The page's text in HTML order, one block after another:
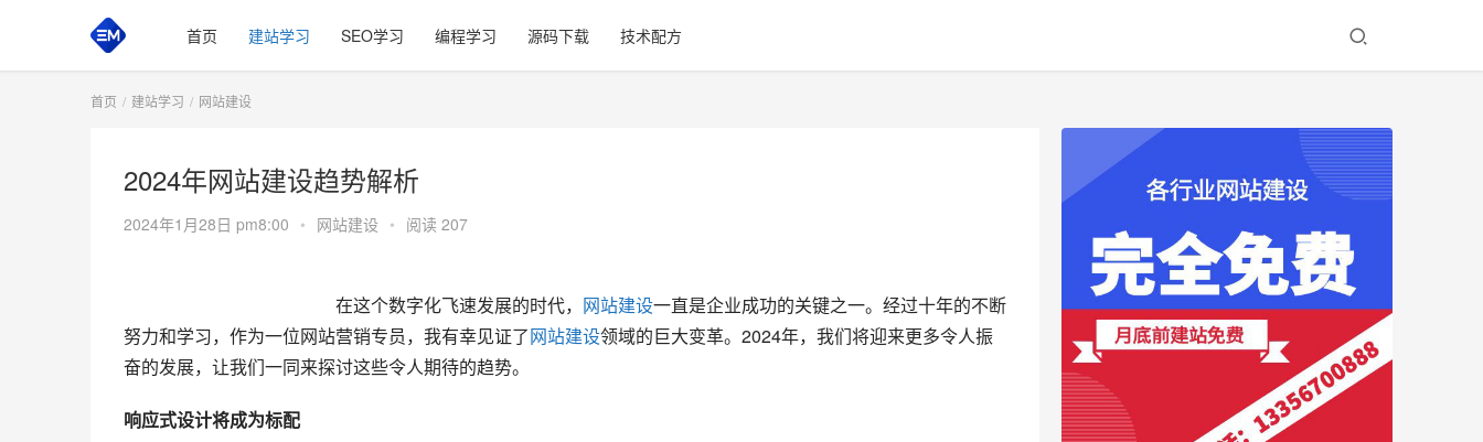
首页 建站学习 SEO学习 编程学习 源码下载 技术配方
首页 建站学习 网站建设
2024年网站建设趋势解析
2024年1月28日 pm8:00 • 网站建设 • 阅读 207
在这个数字化飞速发展的时代， 网站建设一直是企业成功的关键之一。经过十年的不断
努力和学习，作为一位网站营销专员，我有幸见证了网站建设领域的巨大变革。2024年，我们将迎来更多令人振
奋的发展，让我们一同来探讨这些令人期待的趋势。
响应式设计将成为标配